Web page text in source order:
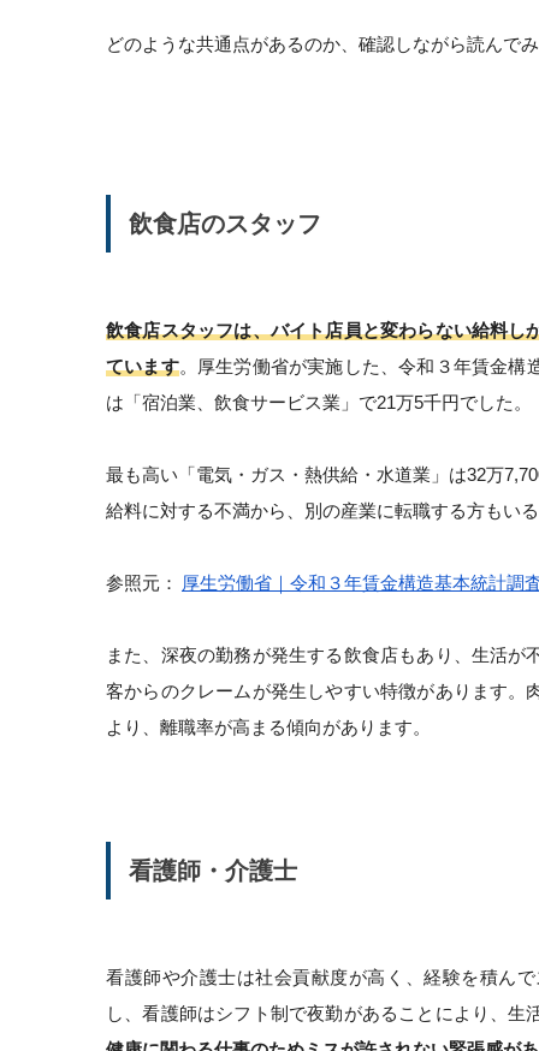
どのような共通点があるのか、確認しながら読んで
飲食店のスタッフ
飲食店スタッフは、バイト店員と変わらない給料
ています。厚生労働省が実施した、令和３年賃金構
は「宿泊業、飲食サービス業」で21万5千円でした。
最も高い「電気・ガス・熱供給・水道業」は32万
給料に対する不満から、別の産業に転職する方もい
参照元： 厚生労働省｜令和３年賃金構造基本統計
また、深夜の勤務が発生する飲食店もあり、生活
客からのクレームが発生しやすい特徴があります
より、離職率が高まる傾向があります。
看護師・介護士
看護師や介護士は社会貢献度が高く、経験を積ん
し、看護師はシフト制で夜勤があることにより、